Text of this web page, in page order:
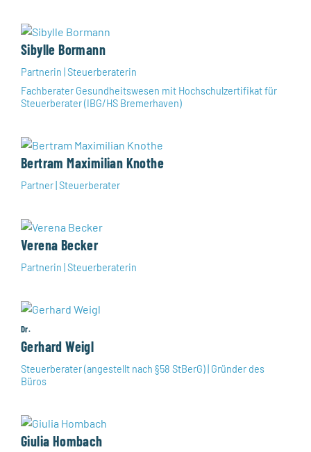
Sibylle Bormann
Partnerin | Steuerberaterin
Fachberater Gesundheitswesen mit Hochschulzertifikat für
Steuerberater (IBG/HS Bremerhaven)
Bertram Maximilian Knothe
Partner | Steuerberater
Verena Becker
Partnerin | Steuerberaterin
Dr.
Gerhard Weigl
Steuerberater (angestellt nach §58 StBerG) | Gründer des
Büros
Giulia Hombach